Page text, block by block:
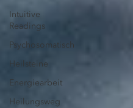
Intuitive
Readings
Psychosomatisch
Heilsteine
Energiearbeit
Heilungsweg